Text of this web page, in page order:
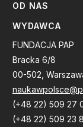
OD NAS
WYDAWCA
FUNDACJA PAP
Bracka 6/8
00-502,
(+48 22) 509 27
(+48 22) 509 23